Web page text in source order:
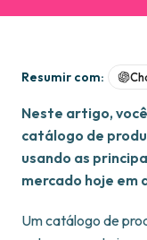
Resumir com:
Neste artigo,
catálogo de
usando as
mercado hoje em
Um catálogo de